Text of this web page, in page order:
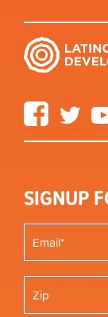
Facebook
SIGNUP